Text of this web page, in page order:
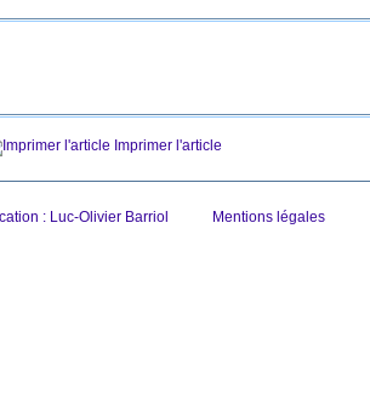
Imprimer l'article
: Luc-Olivier Barriol Mentions légales